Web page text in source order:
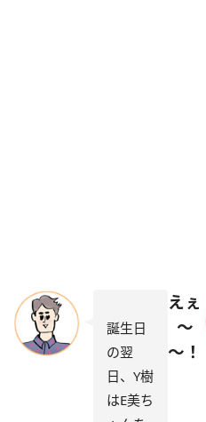
誕生日
の翌
日、Y樹
はE美ち
えぇ
～
～！